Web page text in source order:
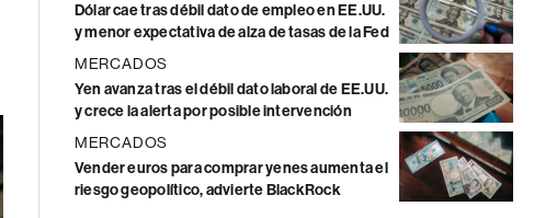
Dólar cae tras débil dato de empleo en EE.UU.
y menor expectativa de alza de tasas de la Fed
MERCADOS
Yen avanza tras el débil dato laboral de EE.UU.
y crece la alerta por posible intervención
MERCADOS
Vender euros para comprar yenes aumenta el
riesgo geopolítico, advierte BlackRock